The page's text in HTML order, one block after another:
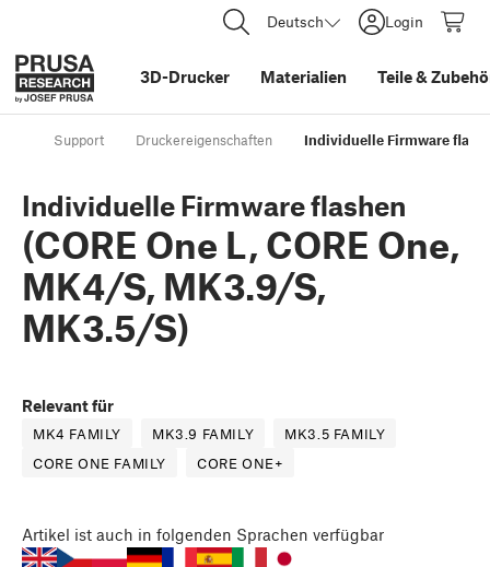
Deutsch Login
3D-Drucker Materialien Teile&
Support Druckereigenschaften Individuelle Firmware
Individuelle Firmware flashen
(CORE One L, CORE One,
MK4/S, MK3.9/S,
MK3.5/S)
Relevant für
MK4 FAMILY MK3.9 FAMILY
MK3.5 FAMILY
CORE ONE FAMILY
CORE ONE+
Artikel ist auch in folgenden Sprachen verfügbar